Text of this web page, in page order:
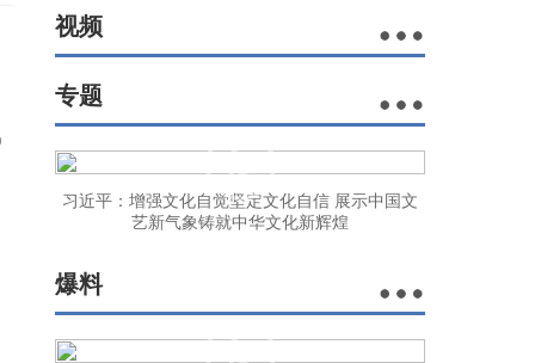
视频
专题
习近平：增强文化自觉坚定文化自信 展示中国文
艺新气象铸就中华文化新辉煌
爆料